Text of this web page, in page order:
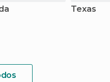
Texas